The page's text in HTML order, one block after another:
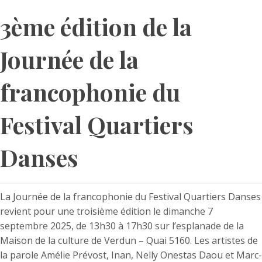
3ème édition de la
Journée de la
francophonie du
Festival Quartiers
Danses
La Journée de la francophonie du Festival Quartiers Danses
revient pour une troisième édition le dimanche 7
septembre 2025, de 13h30 à 17h30 sur l’esplanade de la
Maison de la culture de Verdun – Quai 5160. Les artistes de
la parole Amélie Prévost, Inan, Nelly Onestas Daou et Marc-